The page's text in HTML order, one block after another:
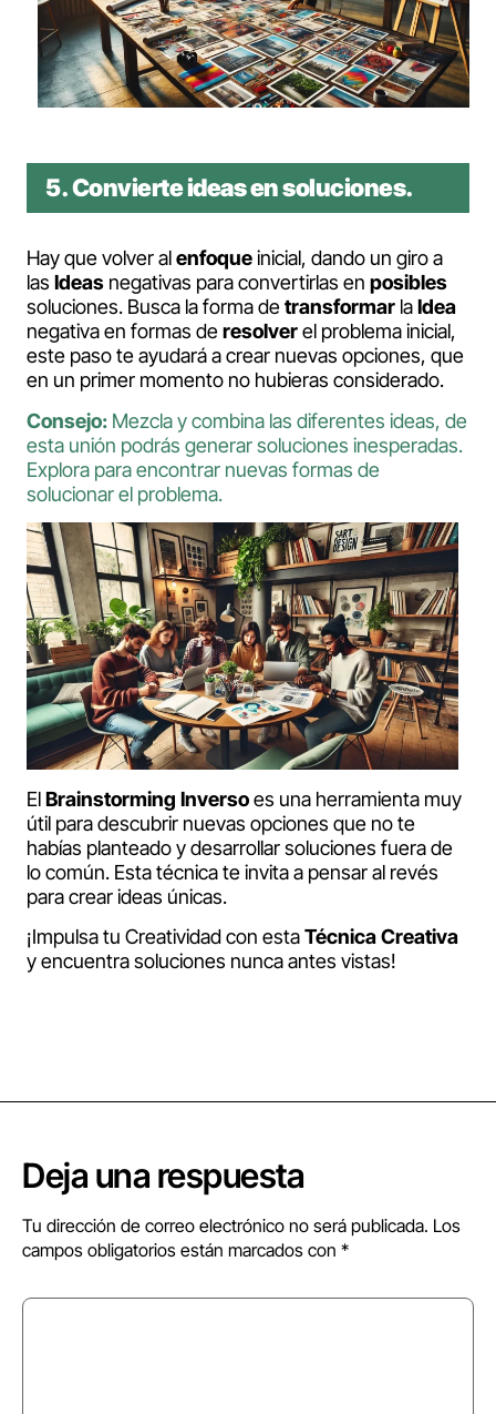
5. Convierte ideas en soluciones.
Hay que volver alenfoqueinicial, dando un giro a
las Ideas negativas para convertirlas en posibles
soluciones. Busca la forma detransformar laIdea
negativa en formas deresolverel problema inicial,
este paso te ayudará a crear nuevas opciones, que
en un primer momento no hubieras considerado.
Consejo: Mezcla y combina las diferentes ideas, de
esta unión podrás generar soluciones inesperadas.
Explora para encontrar nuevas formas de
solucionar el problema.
ElBrainstorming Inversoes una herramienta muy
útil para descubrir nuevas opciones que no te
habías planteado y desarrollar soluciones fuera de
lo común. Esta técnica te invita a pensar al revés
para crear ideas únicas.
¡Impulsa tu Creatividad con estaTécnica Creativa
y encuentra soluciones nunca antes vistas!
Deja una respuesta
Tu dirección de correo electrónico no será publicada. Los
campos obligatorios están marcados con *